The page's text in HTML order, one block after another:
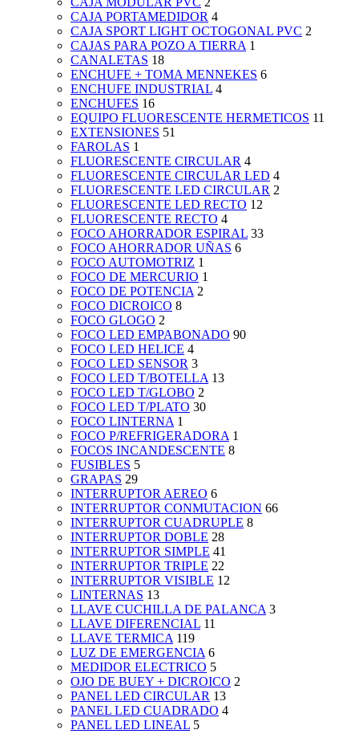
CAJA PORTAMEDIDOR 4
CAJA SPORT LIGHT OCTOGONAL PVC 2
CAJAS PARA POZO A TIERRA 1
CANALETAS 18
ENCHUFE + TOMA MENNEKES 6
ENCHUFE INDUSTRIAL 4
ENCHUFES 16
EQUIPO FLUORESCENTE HERMETICOS 11
EXTENSIONES 51
FAROLAS 1
FLUORESCENTE CIRCULAR 4
FLUORESCENTE CIRCULAR LED 4
FLUORESCENTE LED CIRCULAR 2
FLUORESCENTE LED RECTO 12
FLUORESCENTE RECTO 4
FOCO AHORRADOR ESPIRAL 33
FOCO AHORRADOR UÑAS 6
FOCO AUTOMOTRIZ 1
FOCO DE MERCURIO 1
FOCO DE POTENCIA 2
FOCO DICROICO 8
FOCO GLOGO 2
FOCO LED EMPABONADO 90
FOCO LED HELICE 4
FOCO LED SENSOR 3
FOCO LED T/BOTELLA 13
FOCO LED T/GLOBO 2
FOCO LED T/PLATO 30
FOCO LINTERNA 1
FOCO P/REFRIGERADORA 1
FOCOS INCANDESCENTE 8
FUSIBLES 5
GRAPAS 29
INTERRUPTOR AEREO 6
INTERRUPTOR CONMUTACION 66
INTERRUPTOR CUADRUPLE 8
INTERRUPTOR DOBLE 28
INTERRUPTOR SIMPLE 41
INTERRUPTOR TRIPLE 22
INTERRUPTOR VISIBLE 12
LINTERNAS 13
LLAVE CUCHILLA DE PALANCA 3
LLAVE DIFERENCIAL 11
LLAVE TERMICA 119
LUZ DE EMERGENCIA 6
MEDIDOR ELECTRICO 5
OJO DE BUEY + DICROICO 2
PANEL LED CIRCULAR 13
PANEL LED CUADRADO 4
PANEL LED LINEAL 5